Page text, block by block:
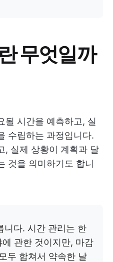
무엇일까
될 시간을 예측하고, 실
수립하는 과정입니다.
, 실제 상황이 계획과 달
것을 의미하기도 합니
니다. 시간 관리는 한
관한 것이지만, 마감
두 합쳐서 약속한 날